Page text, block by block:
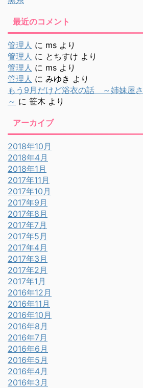
最近のコメント
管理人 に ms より
管理人 に とちすけ より
管理人 に ms より
管理人 に みゆき より
もう9月だけど浴衣の話 ～姉妹屋
～ に 笹木 より
アーカイブ
2018年10月
2018年4月
2018年1月
2017年11月
2017年10月
2017年9月
2017年8月
2017年7月
2017年5月
2017年4月
2017年3月
2017年2月
2017年1月
2016年12月
2016年11月
2016年10月
2016年8月
2016年7月
2016年6月
2016年5月
2016年4月
2016年3月